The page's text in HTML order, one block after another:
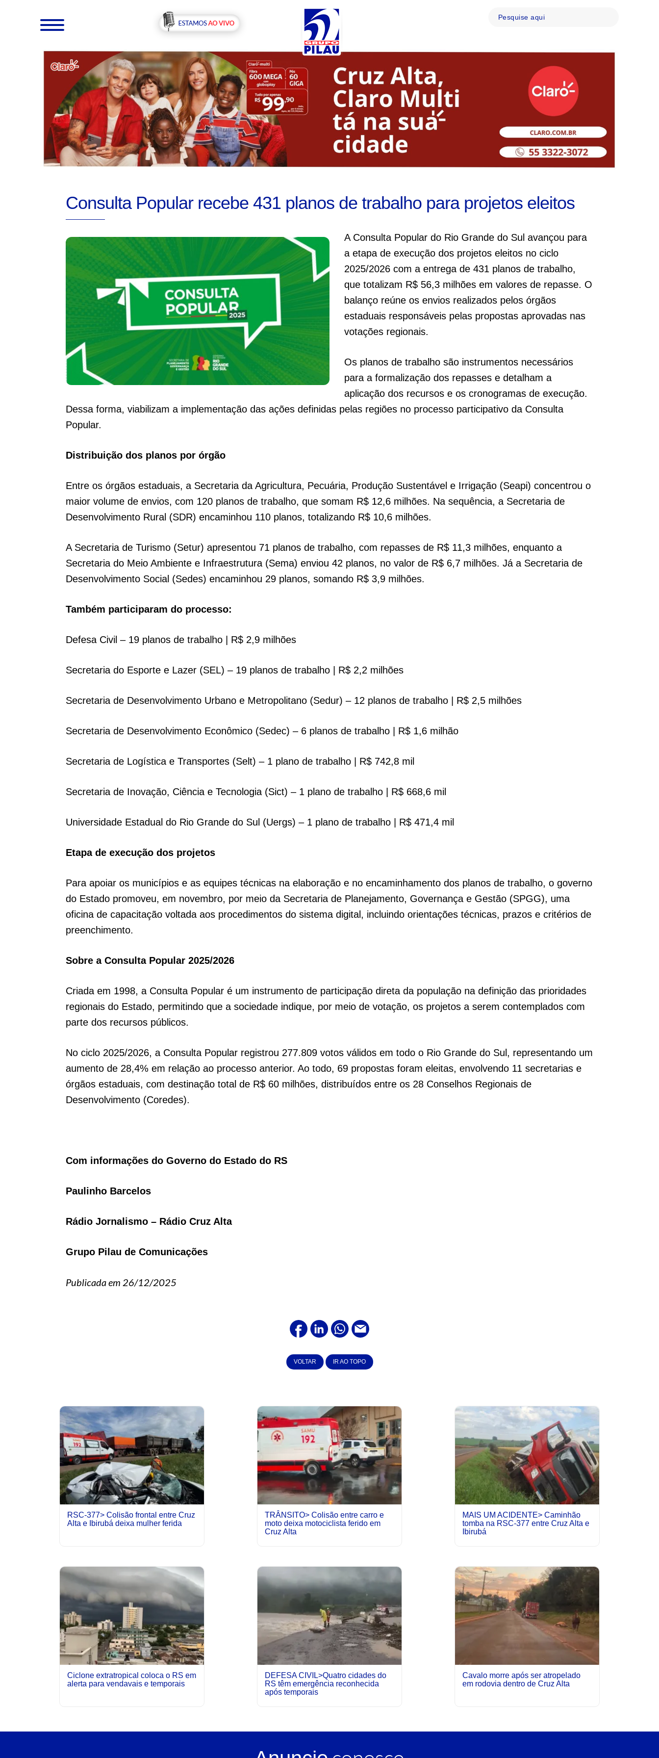
Consulta Popular recebe 431 planos de trabalho para projetos eleitos
A Consulta Popular do Rio Grande do Sul avançou para
a etapa de execução dos projetos eleitos no ciclo
2025/2026 com a entrega de 431 planos de trabalho,
que totalizam R$ 56,3 milhões em valores de repasse. O
balanço reúne os envios realizados pelos órgãos
estaduais responsáveis pelas propostas aprovadas nas
votações regionais.
Os planos de trabalho são instrumentos necessários
para a formalização dos repasses e detalham a
aplicação dos recursos e os cronogramas de execução.
Dessa forma, viabilizam a implementação das ações definidas pelas regiões no processo participativo da Consulta
Popular.
Distribuição dos planos por órgão
Entre os órgãos estaduais, a Secretaria da Agricultura, Pecuária, Produção Sustentável e Irrigação (Seapi) concentrou o
maior volume de envios, com 120 planos de trabalho, que somam R$ 12,6 milhões. Na sequência, a Secretaria de
Desenvolvimento Rural (SDR) encaminhou 110 planos, totalizando R$ 10,6 milhões.
A Secretaria de Turismo (Setur) apresentou 71 planos de trabalho, com repasses de R$ 11,3 milhões, enquanto a
Secretaria do Meio Ambiente e Infraestrutura (Sema) enviou 42 planos, no valor de R$ 6,7 milhões. Já a Secretaria de
Desenvolvimento Social (Sedes) encaminhou 29 planos, somando R$ 3,9 milhões.
Também participaram do processo:
Defesa Civil – 19 planos de trabalho | R$ 2,9 milhões
Secretaria do Esporte e Lazer (SEL) – 19 planos de trabalho | R$ 2,2 milhões
Secretaria de Desenvolvimento Urbano e Metropolitano (Sedur) – 12 planos de trabalho | R$ 2,5 milhões
Secretaria de Desenvolvimento Econômico (Sedec) – 6 planos de trabalho | R$ 1,6 milhão
Secretaria de Logística e Transportes (Selt) – 1 plano de trabalho | R$ 742,8 mil
Secretaria de Inovação, Ciência e Tecnologia (Sict) – 1 plano de trabalho | R$ 668,6 mil
Universidade Estadual do Rio Grande do Sul (Uergs) – 1 plano de trabalho | R$ 471,4 mil
Etapa de execução dos projetos
Para apoiar os municípios e as equipes técnicas na elaboração e no encaminhamento dos planos de trabalho, o governo
do Estado promoveu, em novembro, por meio da Secretaria de Planejamento, Governança e Gestão (SPGG), uma
oficina de capacitação voltada aos procedimentos do sistema digital, incluindo orientações técnicas, prazos e critérios de
preenchimento.
Sobre a Consulta Popular 2025/2026
Criada em 1998, a Consulta Popular é um instrumento de participação direta da população na definição das prioridades
regionais do Estado, permitindo que a sociedade indique, por meio de votação, os projetos a serem contemplados com
parte dos recursos públicos.
No ciclo 2025/2026, a Consulta Popular registrou 277.809 votos válidos em todo o Rio Grande do Sul, representando um
aumento de 28,4% em relação ao processo anterior. Ao todo, 69 propostas foram eleitas, envolvendo 11 secretarias e
órgãos estaduais, com destinação total de R$ 60 milhões, distribuídos entre os 28 Conselhos Regionais de
Desenvolvimento (Coredes).
Com informações do Governo do Estado do RS
Paulinho Barcelos
Rádio Jornalismo – Rádio Cruz Alta
Grupo Pilau de Comunicações
Publicada em 26/12/2025
VOLTAR IR AO TOPO
RSC-377> Colisão frontal entre Cruz
Alta e Ibirubá deixa mulher ferida
TRÂNSITO> Colisão entre carro e
moto deixa motociclista ferido em
Cruz Alta
MAIS UM ACIDENTE> Caminhão
tomba na RSC-377 entre Cruz Alta e
Ibirubá
Ciclone extratropical coloca o RS em
alerta para vendavais e temporais
DEFESA CIVIL>Quatro cidades do
RS têm emergência reconhecida
após temporais
Cavalo morre após ser atropelado
em rodovia dentro de Cruz Alta